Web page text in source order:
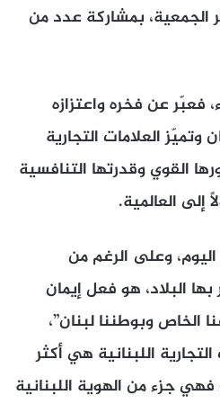
الجمعية، بمشاركة عدد من
فعبّر عن فخره واعتزازه
وتميّز العلامات التجارية
القوي وقدرتها التنافسية
إلى العالمية.
وعلى الرغم من
البلاد، هو فعل إيمان
الخاص وبوطننا لبنان”،
اللبنانية هي أكثر
جزء من الهوية اللبنانية